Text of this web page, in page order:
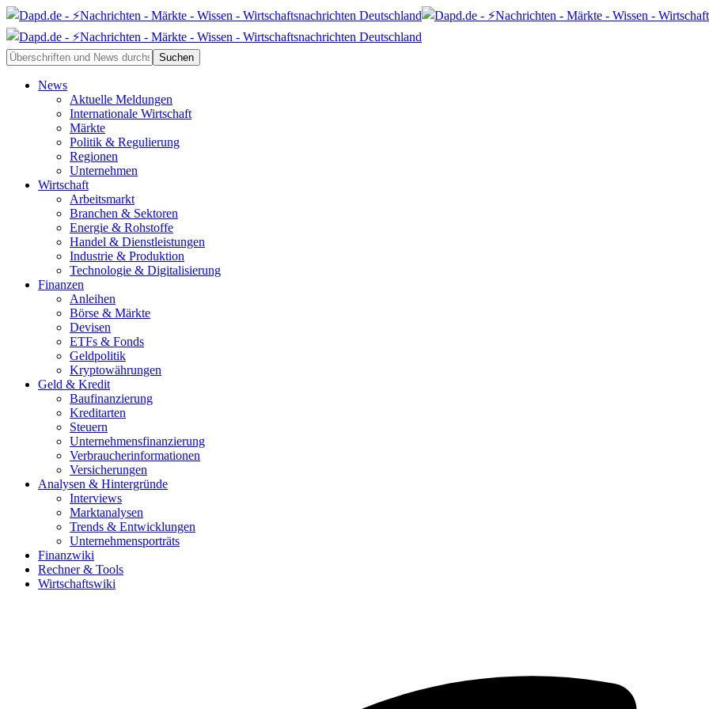
News
Aktuelle Meldungen
Internationale Wirtschaft
Märkte
Politik & Regulierung
Regionen
Unternehmen
Wirtschaft
Arbeitsmarkt
Branchen & Sektoren
Energie & Rohstoffe
Handel & Dienstleistungen
Industrie & Produktion
Technologie & Digitalisierung
Finanzen
Anleihen
Börse & Märkte
Devisen
ETFs & Fonds
Geldpolitik
Kryptowährungen
Geld & Kredit
Baufinanzierung
Kreditarten
Steuern
Unternehmensfinanzierung
Verbraucherinformationen
Versicherungen
Analysen & Hintergründe
Interviews
Marktanalysen
Trends & Entwicklungen
Unternehmensporträts
Finanzwiki
Rechner & Tools
Wirtschaftswiki